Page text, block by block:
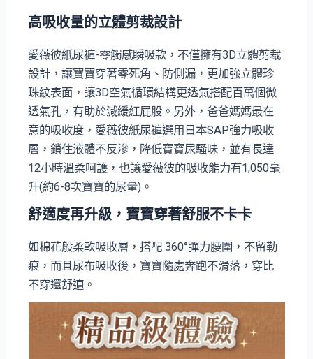
高吸收量的立體剪裁設計
愛薇彼紙尿褲-零觸感瞬吸款，不僅擁有3D立體剪裁
設計，讓寶寶穿著零死角、防側漏，更加強立體珍
珠紋表面，讓3D空氣循環結構更透氣搭配百萬個微
透氣孔，有助於減緩紅屁股。另外，爸爸媽媽最在
意的吸收度，愛薇彼紙尿褲選用日本SAP強力吸收
層，鎖住液體不反滲，降低寶寶尿騷味，並有長達
12小時溫柔呵護，也讓愛薇彼的吸收能力有1,050毫
升(約6-8次寶寶的尿量)。
舒適度再升級，寶寶穿著舒服不卡卡
如棉花般柔軟吸收層，搭配 360°彈力腰圍，不留勒
痕，而且尿布吸收後，寶寶隨處奔跑不滑落，穿比
不穿還舒適。